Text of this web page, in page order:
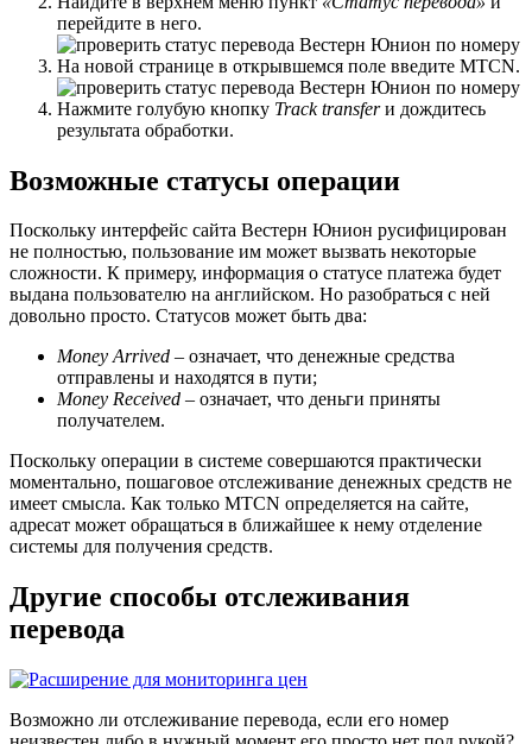
перейдите в него.
На новой странице в открывшемся поле введите MTCN.
Нажмите голубую кнопку Track transferи дождитесь
результата обработки.
Возможные статусы операции
Поскольку интерфейс сайта Вестерн Юнион русифицирован
не полностью, пользование им может вызвать некоторые
сложности. К примеру, информация о статусе платежа будет
выдана пользователю на английском. Но разобраться с ней
довольно просто. Статусов может быть два:
Money Arrived – означает, что денежные средства
отправлены и находятся в пути;
Money Received – означает, что деньги приняты
получателем.
Поскольку операции в системе совершаются практически
моментально, пошаговое отслеживание денежных средств не
имеет смысла. Как только MTCN определяется на сайте,
адресат может обращаться в ближайшее к нему отделение
системы для получения средств.
Другие способы отслеживания
перевода
Возможно ли отслеживание перевода, если его номер